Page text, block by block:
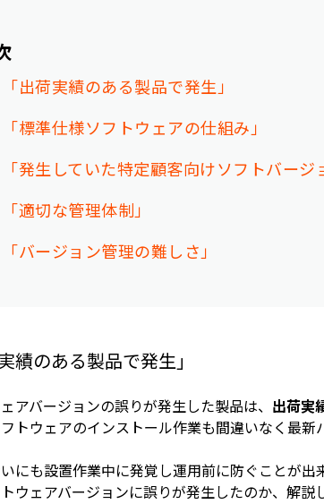
「出荷実績のある製品で発生」
「標準仕様ソフトウェアの仕組み」
「発生していた特定顧客向けソフトバージ
「適切な管理体制」
「バージョン管理の難しさ」
績のある製品で発生」
アバージョンの誤りが発生した製品は、 出荷実
トウェアのインストール作業も間違いなく最新
にも設置作業中に発覚し運用前に防ぐことが出
ウェアバージョンに誤りが発生したのか、解説